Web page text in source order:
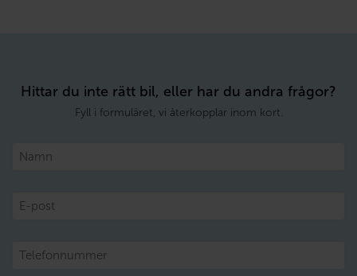
Hittar du inte rätt bil, eller har du andra frågor?
Fyll i formuläret, vi återkopplar inom kort.
Namn
E-
post
Telefon